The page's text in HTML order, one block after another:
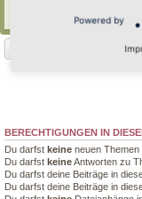
Antworten:4
BERECHTIGUNGEN IN
Du darfst keine neuen Themen
Du darfst keineAntworten zu
Du darfst deine Beiträge in
Du darfst deine Beiträge in
Powered by